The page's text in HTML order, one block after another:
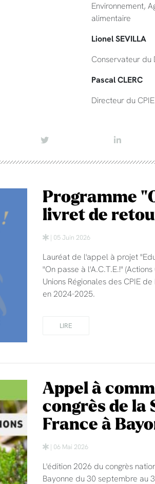
Environnement,
alimentaire
Lionel SEVILLA
Conservateur du
Pascal CLERC
Directeur du
Programme
livret de
| 05 Juin 2026
Lauréat de l'appel à projet
"On passe à l'A.C.T.E.!"
Unions Régionales des CPIE
en 2024-2025.
LIRE
Appel à
congrès de la
France à
| 06 Mai 2026
L'édition 2026 du congrès
Bayonne du 30 septembre au